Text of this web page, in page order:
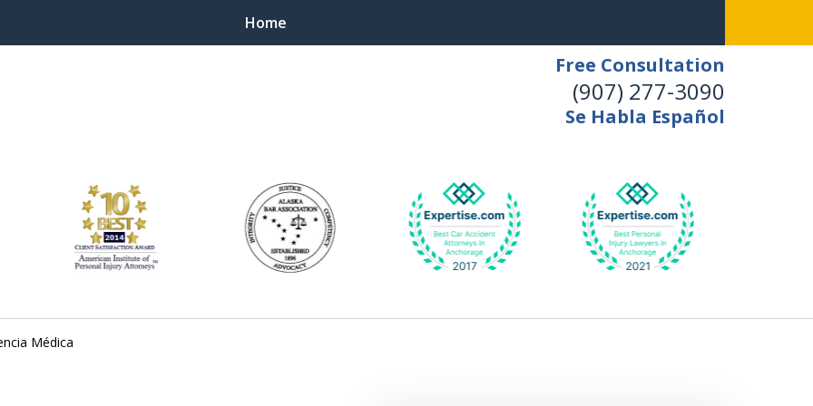
Free Consultation
(907) 277-3090
Se Habla Español
Home
Throughout Alaska!
Médica